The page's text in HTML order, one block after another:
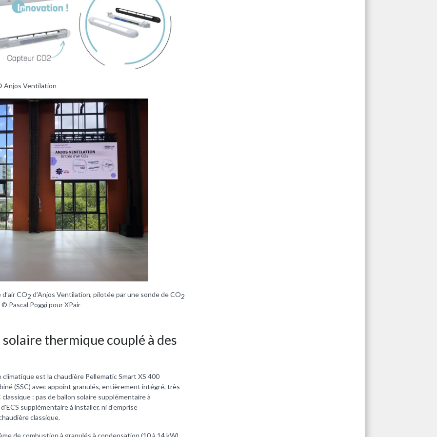
Anjos Ventilation
CO2 d’Anjos Ventilation, pilotée par une sonde de CO2
Pascal Poggi pour XPair
thermique couplé à des
est la chaudière Pellematic Smart XS 400
(SSC) avec appoint granulés, entièrement intégré, très
: pas de ballon solaire supplémentaire à
supplémentaire à installer, ni d’emprise
classique.